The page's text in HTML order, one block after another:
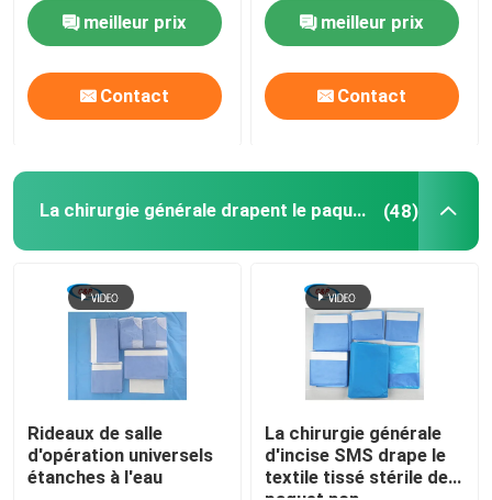
meilleur prix
Contact
meilleur prix
Contact
La chirurgie générale drapent le paquet (48)
Rideaux de salle
d'opération universels
étanches à l'eau
La chirurgie générale
d'incise SMS drape le
textile tissé stérile de